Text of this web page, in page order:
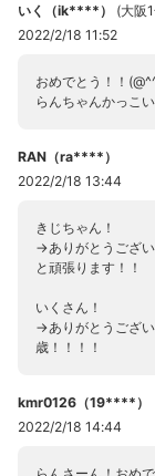
いく（ik****） (大阪
2022/2/18 11:52
おめでとう！！
らんちゃんかっこい
RAN（ra****）
2022/2/18 13:44
きじちゃん！
→ありがとうござ
と頑張ります！！
いくさん！
→ありがとうござ
歳！！！！
kmr0126（19****）
2022/2/18 14:44